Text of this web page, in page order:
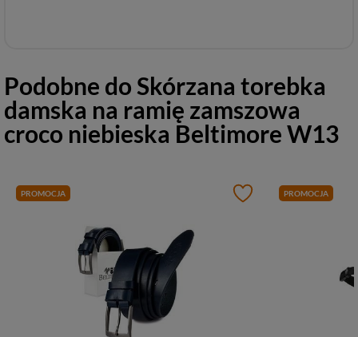
Podobne doSkórzana torebka
damska na ramię zamszowa
croco niebieska Beltimore W13
PROMOCJA PROMOCJA